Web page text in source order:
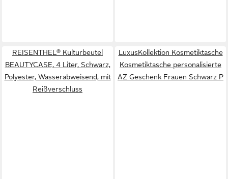
REISENTHEL® Kulturbeutel
BEAUTYCASE, 4 Liter, Schwarz,
Polyester, Wasserabweisend, mit
Reißverschluss
LuxusKollektion Kosmetiktasche
Kosmetiktasche personalisierte
AZ Geschenk Frauen Schwarz P